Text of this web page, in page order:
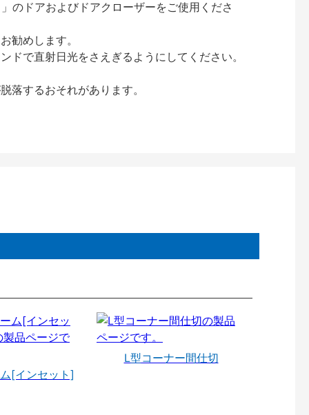
のドアおよびドアクローザーをご使用くださ
勧めします。
で直射日光をさえぎるようにしてください。
落するおそれがあります。
[インセット]
L型コーナー間仕切